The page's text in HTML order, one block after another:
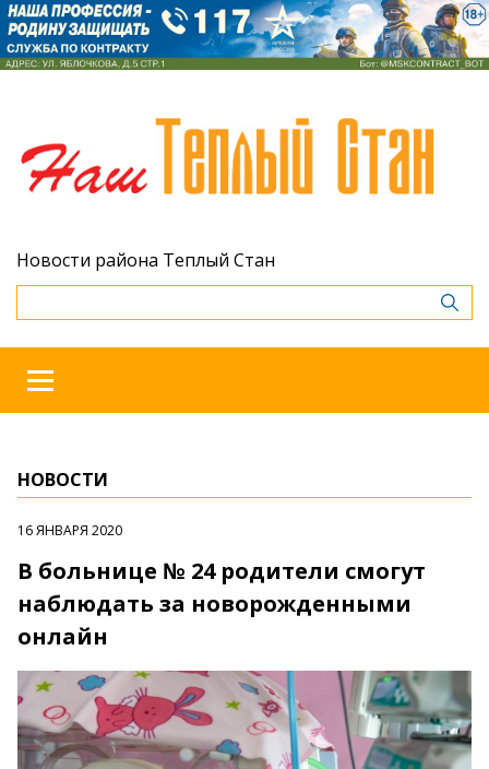
Новости района Теплый Стан
НОВОСТИ
16 ЯНВАРЯ 2020
В больнице № 24 родители смогут
наблюдать за новорожденными
онлайн